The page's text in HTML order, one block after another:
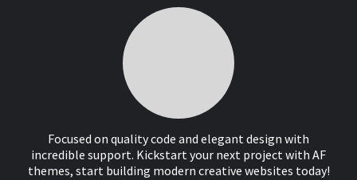
Focused on quality code and elegant design with
incredible support. Kickstart your next project with AF
themes, start building modern creative websites today!